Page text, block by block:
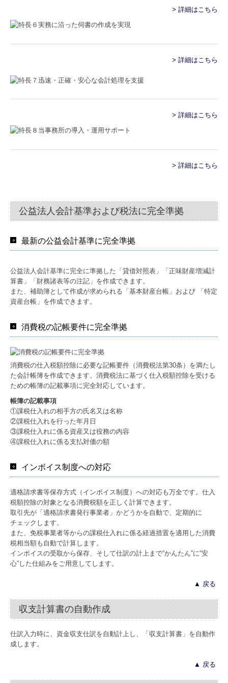
> 詳細はこちら
> 詳細はこちら
> 詳細はこちら
> 詳細はこちら
公益法人会計基準および税法に完全準拠
最新の公益会計基準に完全準拠
公益法人会計基準に完全に準拠した「貸借対照表」「正味財産増減計
算書」「財務諸表等の注記」を作成できます。
また、補助簿として作成が求められる「基本財産台帳」および 「特定
資産台帳」を作成できます。
消費税の記帳要件に完全準拠
消費税の仕入税額控除に必要な記帳要件（消費税法第30条）を満たし
た会計帳簿を作成できます。消費税法に基づく仕入税額控除を受ける
ための帳簿の記載事項に完全対応しています。
帳簿の記載事項
①課税仕入れの相手方の氏名又は名称
②課税仕入れを行った年月日
③課税仕入れに係る資産又は役務の内容
④課税仕入れに係る支払対価の額
インボイス制度への対応
適格請求書等保存方式（インボイス制度）への対応も万全です。仕入
税額控除の対象となる消費税額を正しく計算できます。
取引先が「適格請求書発行事業者」かどうかを自動で、定期的に
チェックします。
また、免税事業者等からの課税仕入れに係る経過措置を適用した消費
税相当額も自動で計算します。
インボイスの受取から保存、そして仕訳の計上まで“かんたん”に“安
心”した仕組みをご用意してします。
▲ 戻る
収支計算書の自動作成
仕訳入力時に、資金収支仕訳を自動計上し、「収支計算書」を自動作
成します。
▲ 戻る